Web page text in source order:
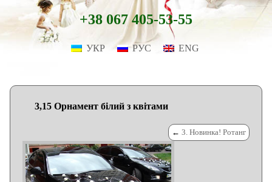
+38 067 405-53-55
УКР РУС ENG
3,15 Орнамент білий з квітами
← 3. Новинка! Ротанг